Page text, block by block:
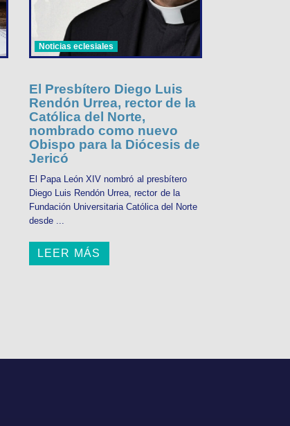
Noticias eclesiales
El Presbítero Diego Luis
Rendón Urrea, rector de la
Católica del Norte,
nombrado como nuevo
Obispo para la Diócesis de
Jericó
El Papa León XIV nombró al presbítero
Diego Luis Rendón Urrea, rector de la
Fundación Universitaria Católica del Norte
desde ...
LEER MÁS